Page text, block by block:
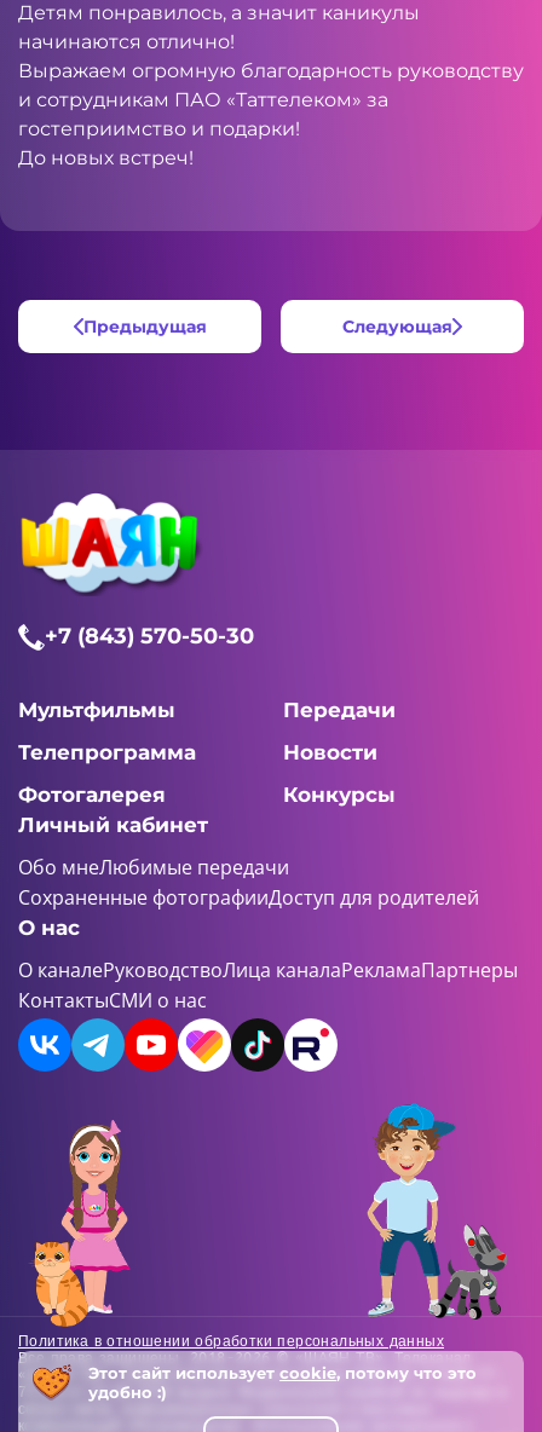
Детям понравилось, а значит каникулы
начинаются отлично!
Выражаем огромную благодарность руководству
и сотрудникам ПАО «Таттелеком» за
гостеприимство и подарки!
До новых встреч!
Предыдущая Следующая
+7 (843) 570-50-30
Мультфильмы
Передачи
Телепрограмма
Новости
Фотогалерея
Конкурсы
Личный кабинет
Обо мнеЛюбимые передачи
Сохраненные фотографииДоступ для родителей
О нас
О каналеРуководствоЛица каналаРекламаПартнеры
КонтактыСМИ о нас
Политика в отношении обработки персональных данных
Все права защищены. 2018-2026 © «ШАЯН ТВ». Телеканал
«ШАЯН ТВ» , Свидетельство о регистрации СМИ Эл-Л №ФС77-
73138 от 22.06.2018 выдано Федеральной службой по надзору в
сфере связи, информационных технологий и массовых
коммуникаций (Роскомнадзор). Использование материалов с
Этот сайт использует cookie, потому что это
удобно :)